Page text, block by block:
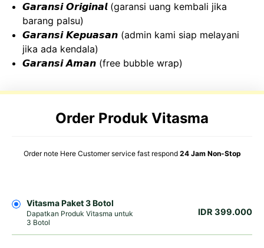
𝙂𝙖𝙧𝙖𝙣𝙨𝙞 𝙊𝙧𝙞𝙜𝙞𝙣𝙖𝙡 (garansi uang kembali jika
barang palsu)
𝙂𝙖𝙧𝙖𝙣𝙨𝙞 𝙆𝙚𝙥𝙪𝙖𝙨𝙖𝙣 (admin kami siap melayani
jika ada kendala)
𝙂𝙖𝙧𝙖𝙣𝙨𝙞 𝘼𝙢𝙖𝙣 (free bubble wrap)
Order Produk Vitasma
Order note Here Customer service fast respond 24 Jam Non-Stop
Vitasma Paket 3 Botol
Dapatkan Produk Vitasma untuk
3 Botol
IDR 399.000